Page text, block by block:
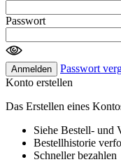
Passwort
Anmelden
Passwort
Konto erstellen
Das Erstellen eines
Siehe Bestell- und
Bestellhistorie
Schneller bezahlen